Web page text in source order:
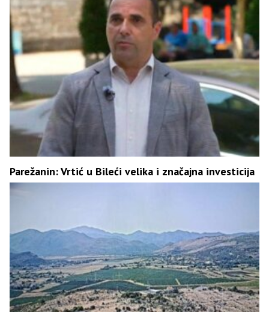
Parežanin: Vrtić u Bileći velika i značajna investicija